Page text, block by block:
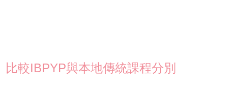
比較IBPYP與本地傳統課程分別